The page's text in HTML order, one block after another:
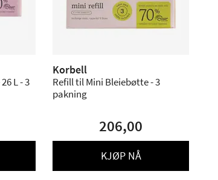
L - 3
Korbell
Refill til Mini Bleiebøtte - 3
pakning
206,00
KJØP NÅ